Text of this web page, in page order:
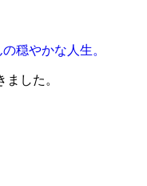
穏やかな人生。